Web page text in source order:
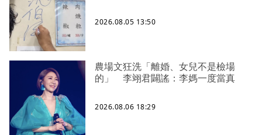
2026.08.05 13:50
農場文狂洗「離婚、女兒不是檢場
的」 李翊君闢謠：李媽一度當真
2026.08.06 18:29